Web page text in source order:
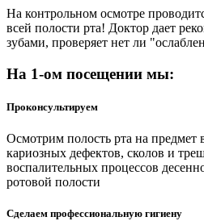
На контрольном осмотре
всей полости рта! Доктор дает
зубами, проверяет нет ли
На 1-ом посещении мы:
Проконсультируем
Осмотрим полость рта на
кариозных дефектов, сколов и
воспалительных процессов
ротовой полости
Сделаем профессиональную гигиену